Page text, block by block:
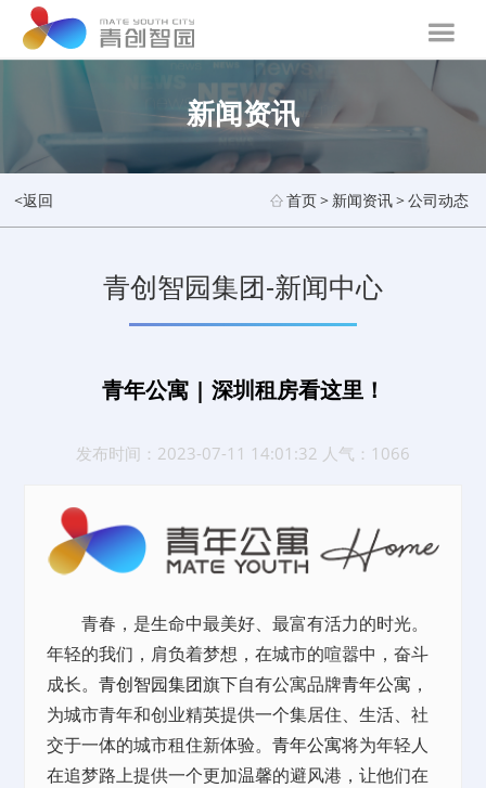
新闻资讯
<返回 首页> 新闻资讯>公司动态
青创智园集团-新闻中心
青年公寓 | 深圳租房看这里！
发布时间：2023-07-11 14:01:32 人气：1066
青春，是生命中最美好、最富有活力的时光。
年轻的我们，肩负着梦想，在城市的喧嚣中，奋斗
成长。青创智园集团旗下自有公寓品牌青年公寓 ，
为城市青年和创业精英提供一个集居住、生活、社
交于一体的城市租住新体验。青年公寓将为年轻人
在追梦路上提供一个更加温馨的避风港，让他们在